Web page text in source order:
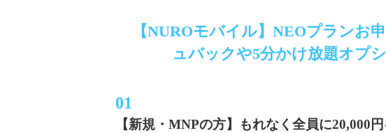
【NUROモバイル】NEOプランお
ュバックや5分かけ放題オプ
【新規・MNPの方】もれなく全員に20,000